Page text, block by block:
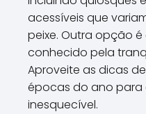
acessíveis que
peixe. Outra opção é
conhecido pela
Aproveite as dicas
épocas do ano para
inesquecível.